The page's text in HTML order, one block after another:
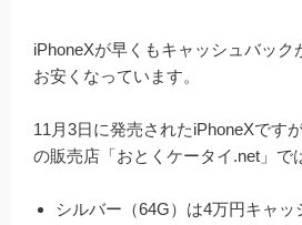
iPhoneXが早くもキャッシュバック
お安くなっています。
11月3日に発売されたiPhoneXです
の販売店「おとくケータイ.net」で
シルバー（64G）は4万円キャッ